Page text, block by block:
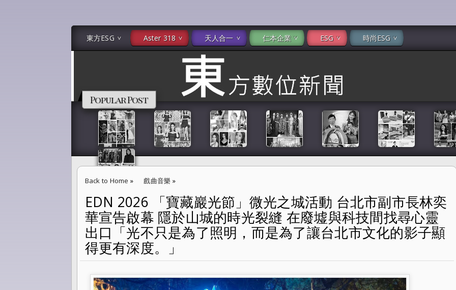
東方ESG Aster 318 天人合一 仁本企業 ESG 時尚ESG
Popular Post
Back to Home » 戲曲音樂 »
EDN 2026 「寶藏巖光節」微光之城活動 台北市副市長林奕華宣告啟幕 隱於山城的時光裂縫 在廢墟與科技
間找尋心靈出口「光不只是為了照明，而是為了讓台北市文化的影子顯得更有深度。」
EDN 2026 「寶藏巖光節」微光之城活動 台北市副市長林奕
華宣告啟幕 隱於山城的時光裂縫 在廢墟與科技間找尋心靈
出口「光不只是為了照明，而是為了讓台北市文化的影子顯
得更有深度。」